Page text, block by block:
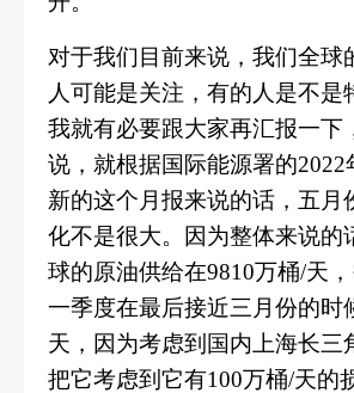
对于我们目前来说，我们全球
人可能是关注，有的人是不是
我就有必要跟大家再汇报一下
说，就根据国际能源署的2022
新的这个月报来说的话，五月
化不是很大。因为整体来说的
球的原油供给在9810万桶/天
一季度在最后接近三月份的时
天，因为考虑到国内上海长三
把它考虑到它有100万桶/天的